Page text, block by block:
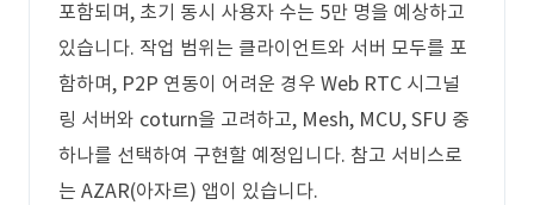
포함되며, 초기 동시 사용자 수는 5만 명을 예상하고
있습니다. 작업 범위는 클라이언트와 서버 모두를 포
함하며, P2P 연동이 어려운 경우 Web RTC 시그널
링 서버와 coturn을 고려하고, Mesh, MCU, SFU 중
하나를 선택하여 구현할 예정입니다. 참고 서비스로
는 AZAR(아자르) 앱이 있습니다.